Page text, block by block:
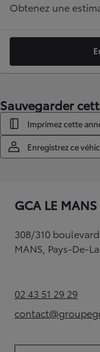
Obtenez une
Sauvegarder
Imprimez cette
Enregistrez ce
GCA LE MANS
308/310
MANS, Pays-De-
02 43 51 29 29
(Opens in